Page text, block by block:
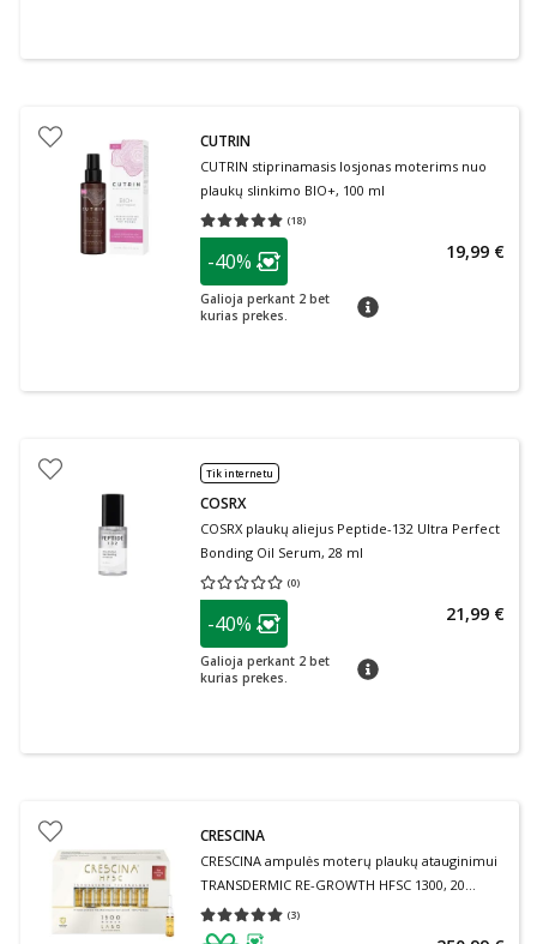
CUTRIN
CUTRIN stiprinamasis losjonas moterims nuo
plaukų slinkimo BIO+, 100 ml
(18)
Vidutinis įvertinimas 5.00
patarimas
Lojalumo klubo narių nuolaida
-40%
Galioja perkant 2 bet
kurias prekes.
patarimas
19,99 €
Tik internetu
COSRX
COSRX plaukų aliejus Peptide-132 Ultra Perfect
Bonding Oil Serum, 28 ml
(0)
Vidutinis įvertinimas 0.00
patarimas
Lojalumo klubo narių nuolaida
-40%
Galioja perkant 2 bet
kurias prekes.
patarimas
21,99 €
CRESCINA
CRESCINA ampulės moterų plaukų atauginimui
TRANSDERMIC RE-GROWTH HFSC 1300, 20
ampulių
(3)
Vidutinis įvertinimas 5.00